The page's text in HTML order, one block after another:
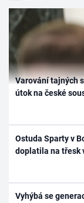
Varování tajných
útok na české
Ostuda Sparty v
doplatila na třesk
Vyhýbá se